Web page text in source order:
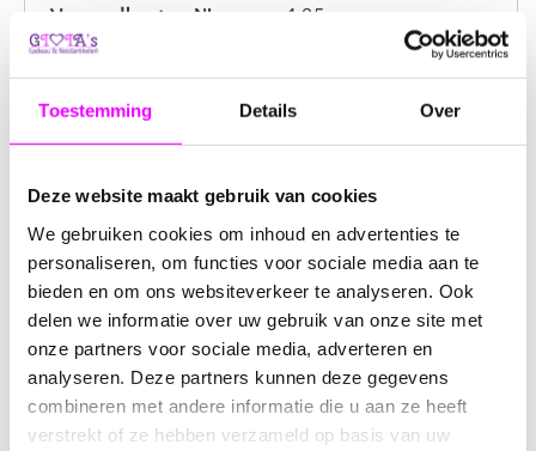
Toestemming Details Over
Deze website maakt gebruik van cookies
We gebruiken cookies om inhoud en advertenties te
personaliseren, om functies voor sociale media aan te
bieden en om ons websiteverkeer te analyseren. Ook
delen we informatie over uw gebruik van onze site met
onze partners voor sociale media, adverteren en
analyseren. Deze partners kunnen deze gegevens
combineren met andere informatie die u aan ze heeft
verstrekt of ze hebben verzameld op basis van uw
Verzendkosten NL:
4,95
Artikelnummer:
Cadeaulint met Tekst "Een Pakketje
Vol Liefde" - 5 Meter Zwart/Wit
Een pakketje vol liefde dat kan van alles zijn. Maak elk
cadeautje speciaal met dit prachtigecadeaulint. Het lint
is 5 meter lang en komt in een stijlvollezwart-witte
kleur, perfect voor elke gelegenheid.